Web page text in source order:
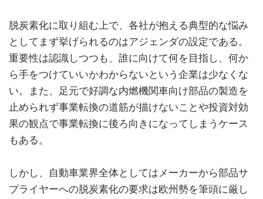
脱炭素化に取り組む上で、各社が抱える典型的な悩み
としてまず挙げられるのはアジェンダの設定である。
重要性は認識しつつも、誰に向けて何を目指し、何か
ら手をつけていいかわからないという企業は少なくな
い。また、足元で好調な内燃機関車向け部品の製造を
止められず事業転換の道筋が描けないことや投資対効
果の観点で事業転換に後ろ向きになってしまうケース
もある。
しかし、自動車業界全体としてはメーカーから部品サ
プライヤーへの脱炭素化の要求は欧州勢を筆頭に厳し